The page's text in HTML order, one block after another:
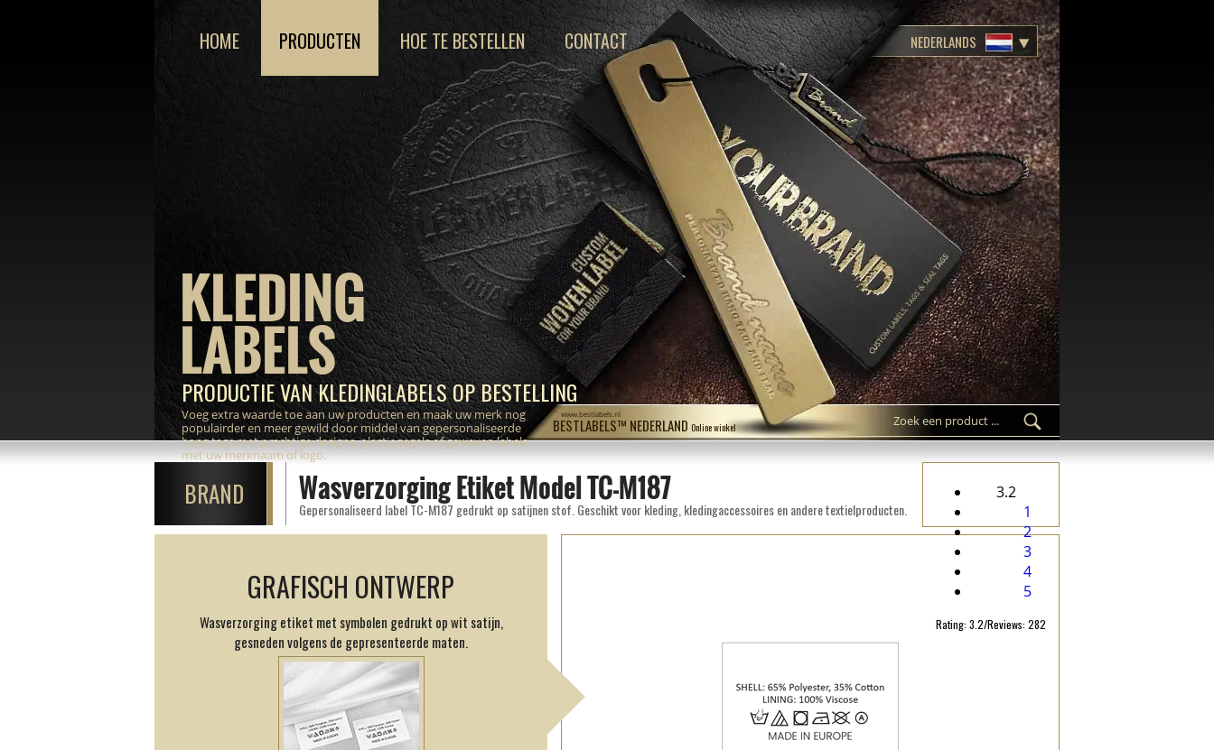
BESTLABELS™ NEDERLAND Online winkel
www.bestlabels.nl
KLEDING
LABELS
PRODUCTIE VAN KLEDINGLABELS OP BESTELLING
Voeg extra waarde toe aan uw producten en maak uw merk nog
populairder en meer gewild door middel van gepersonaliseerde
hang tags met prachtige designs, plastic zegels of geweven labels
met uw merknaam of logo.
HOME PRODUCTEN HOE TE BESTELLEN CONTACT NEDERLANDS
BRAND Wasverzorging Etiket Model TC-M187
Gepersonaliseerd label TC-M187 gedrukt op satijnen stof. Geschikt voor kleding, kledingaccessoires en andere textielproducten.
3.2
1
2
3
4
5
Rating: 3.2/Reviews: 282
GRAFISCH ONTWERP
Wasverzorging etiket met symbolen gedrukt op wit satijn,
gesneden volgens de gepresenteerde maten.